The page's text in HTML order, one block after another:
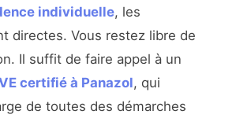
individuelle, les
directes. Vous restez libre de
Il suffit de faire appel à un
certifié à Panazol, qui
de toutes des démarches